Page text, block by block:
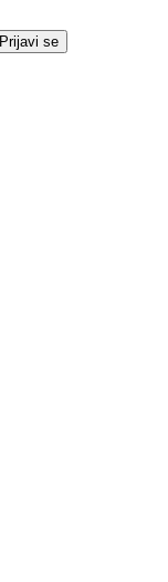
Prijavi se